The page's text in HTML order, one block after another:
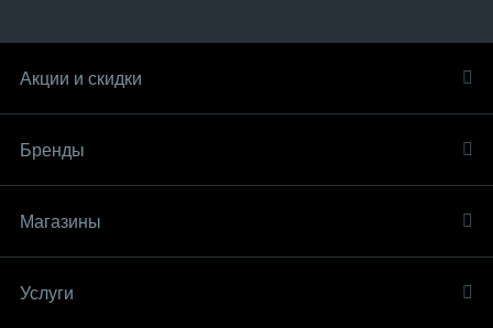
Акции и скидки
Бренды
Магазины
Услуги